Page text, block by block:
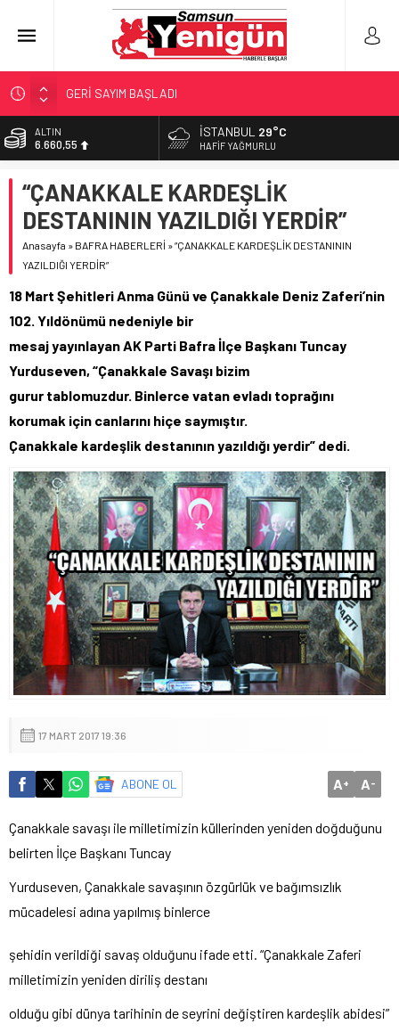
GERİ SAYIM BAŞLADI
SAMSUNSPOR’DA HEDEF 5’İNCİLİK!
‘BAFRA’YA YATIRIM YAPIN!’
YÖNETİCİ SEÇERKEN YAPILAN EN BÜYÜK HATALAR
ALTIN
6.660,55
13.779,39
DOLAR
47,7111
EURO
İSTANBUL 29°C
HAFIF YAĞMURLU
“ÇANAKKALE KARDEŞLİK
DESTANININ YAZILDIĞI YERDİR”
Anasayfa » BAFRA HABERLERİ »“ÇANAKKALE KARDEŞLİK DESTANININ
YAZILDIĞI YERDİR”
18 Mart Şehitleri Anma Günü ve Çanakkale Deniz Zaferi’nin
102. Yıldönümü nedeniyle bir
mesaj yayınlayan AK Parti Bafra İlçe Başkanı Tuncay
Yurduseven, “Çanakkale Savaşı bizim
gurur tablomuzdur. Binlerce vatan evladı toprağını
korumak için canlarını hiçe saymıştır.
Çanakkale kardeşlik destanının yazıldığı yerdir” dedi.
17 MART 2017 19:36
ABONE OL A+ A-
Çanakkale savaşı ile milletimizin küllerinden yeniden doğduğunu
belirten İlçe Başkanı Tuncay
Yurduseven, Çanakkale savaşının özgürlük ve bağımsızlık
mücadelesi adına yapılmış binlerce
şehidin verildiği savaş olduğunu ifade etti. “Çanakkale Zaferi
milletimizin yeniden diriliş destanı
olduğu gibi dünya tarihinin de seyrini değiştiren kardeşlik abidesi”